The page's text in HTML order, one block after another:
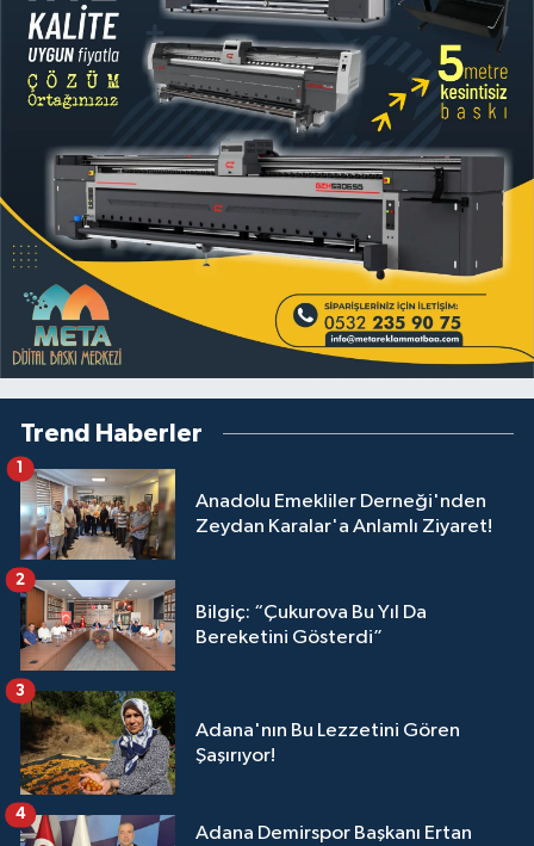
Trend Haberler
Anadolu Emekliler Derneği'nden
Zeydan Karalar'a Anlamlı Ziyaret!
1
Bilgiç: “Çukurova Bu Yıl Da
Bereketini Gösterdi”
2
Adana'nın Bu Lezzetini Gören
Şaşırıyor!
3
Adana Demirspor Başkanı Ertan
4